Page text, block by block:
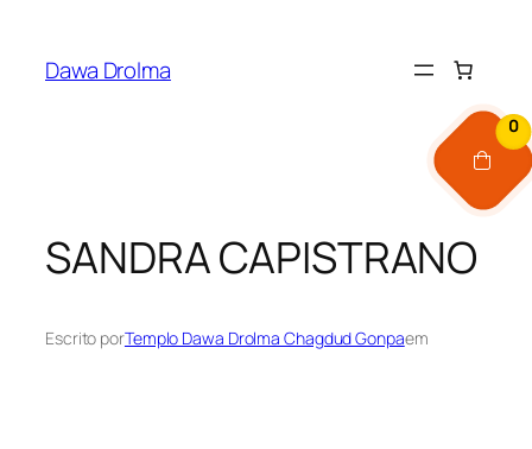
0
Dawa Drolma
SANDRA CAPISTRANO
Escrito porTemplo Dawa Drolma Chagdud Gonpaem